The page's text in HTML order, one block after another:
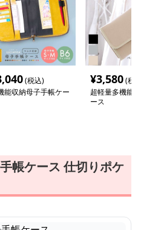
(税込)
能収納母子手帳ケー
¥3,580(税
超軽量多機能
ース
帳ケース 仕切りポケ